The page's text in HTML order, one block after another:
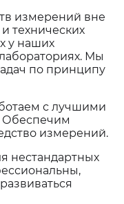
измерений вне
технических
у наших
Мы
по принципу
с лучшими
Обеспечим
измерений.
нестандартных